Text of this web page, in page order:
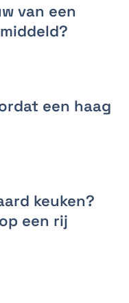
van een
een haag
keuken?
een rij